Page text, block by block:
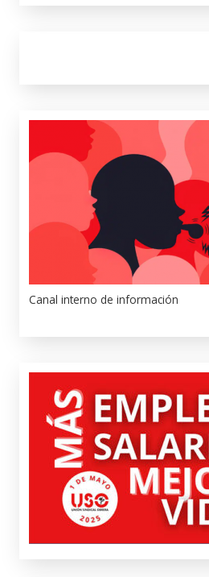
Canal interno de información